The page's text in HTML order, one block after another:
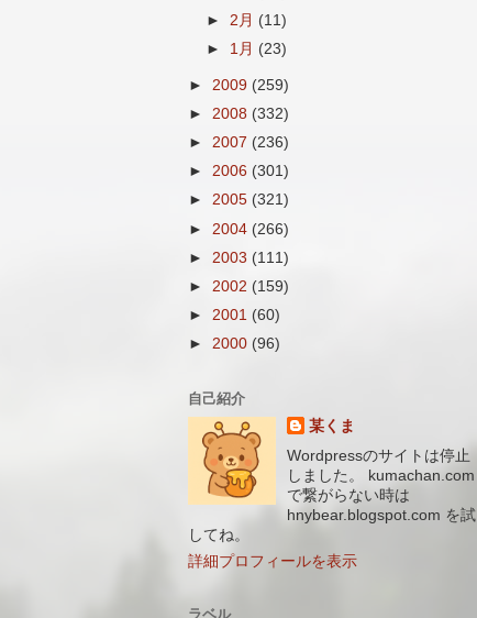
► 2月 (11)
► 1月 (23)
► 2009 (259)
► 2008 (332)
► 2007 (236)
► 2006 (301)
► 2005 (321)
► 2004 (266)
► 2003 (111)
► 2002 (159)
► 2001 (60)
► 2000 (96)
自己紹介
某くま
Wordpressのサイトは停止
しました。 kumachan.com
で繋がらない時は
hnybear.blogspot.com を試
してね。
詳細プロフィールを表示
ラベル